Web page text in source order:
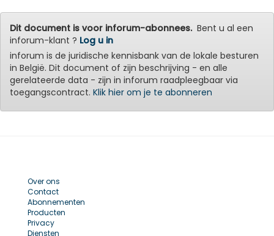
Dit document is voor inforum-abonnees.Bent u al een
inforum-klant ? Log u in
inforum is de juridische kennisbank van de lokale besturen
in België. Dit document of zijn beschrijving - en alle
gerelateerde data - zijn in inforum raadpleegbaar via
toegangscontract. Klik hier om je te abonneren
Over ons
Contact
Abonnementen
Producten
Privacy
Diensten